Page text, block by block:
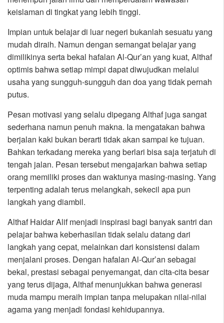
keislaman di tingkat yang lebih tinggi.
Impian untuk belajar di luar negeri bukanlah sesuatu yang
mudah diraih. Namun dengan semangat belajar yang
dimilikinya serta bekal hafalan Al-Qur’an yang kuat, Althaf
optimis bahwa setiap mimpi dapat diwujudkan melalui
usaha yang sungguh-sungguh dan doa yang tidak pernah
putus.
Pesan motivasi yang selalu dipegang Althaf juga sangat
sederhana namun penuh makna. Ia mengatakan bahwa
berjalan kaki bukan berarti tidak akan sampai ke tujuan.
Bahkan terkadang mereka yang berlari bisa saja terjatuh di
tengah jalan. Pesan tersebut mengajarkan bahwa setiap
orang memiliki proses dan waktunya masing-masing. Yang
terpenting adalah terus melangkah, sekecil apa pun
langkah yang diambil.
Althaf Haidar Alif menjadi inspirasi bagi banyak santri dan
pelajar bahwa keberhasilan tidak selalu datang dari
langkah yang cepat, melainkan dari konsistensi dalam
menjalani proses. Dengan hafalan Al-Qur’an sebagai
bekal, prestasi sebagai penyemangat, dan cita-cita besar
yang terus dijaga, Althaf menunjukkan bahwa generasi
muda mampu meraih impian tanpa melupakan nilai-nilai
agama yang menjadi fondasi kehidupannya.